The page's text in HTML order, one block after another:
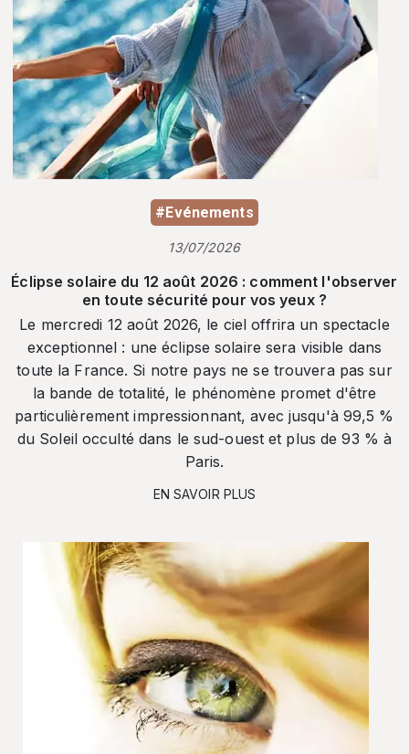
#Evénements
13/07/2026
Éclipse solaire du 12 août 2026 : comment l'observer
en toute sécurité pour vos yeux ?
Le mercredi 12 août 2026, le ciel offrira un spectacle
exceptionnel : une éclipse solaire sera visible dans
toute la France. Si notre pays ne se trouvera pas sur
la bande de totalité, le phénomène promet d'être
particulièrement impressionnant, avec jusqu'à 99,5 %
du Soleil occulté dans le sud-ouest et plus de 93 % à
Paris.
EN SAVOIR PLUS